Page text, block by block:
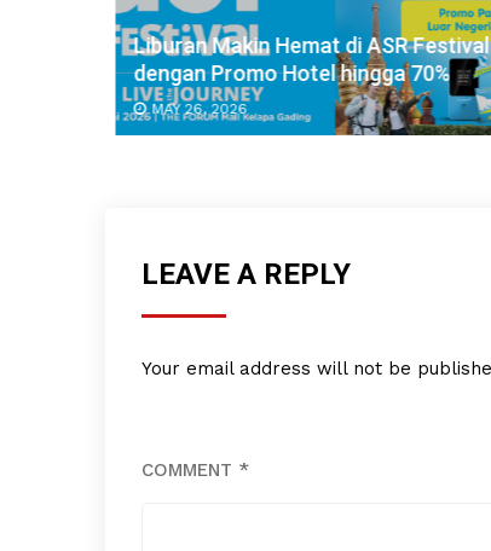
Liburan Makin Hemat di ASR Festival
dengan Promo Hotel hingga 70%
MAY 26, 2026
LEAVE A REPLY
Your email address will not be
COMMENT *